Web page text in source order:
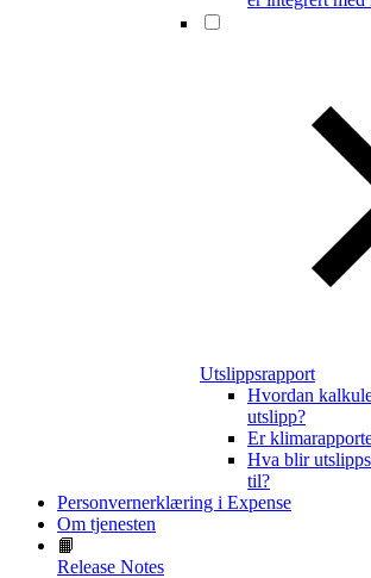
Utslippsrapport
Hvordan
utslipp?
Er
Hva blir
til?
Personvernerklæring i Expense
Om tjenesten
📙
Release Notes